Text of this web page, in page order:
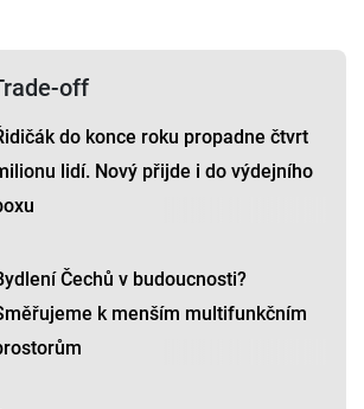
off
do konce roku propadne čtvrt
lidí. Nový přijde i do výdejního
Čechů v budoucnosti?
k menším multifunkčním